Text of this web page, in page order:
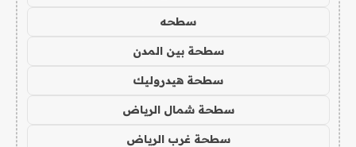
سطحه
سطحة بين المدن
سطحة هيدروليك
سطحة شمال الرياض
سطحة غرب الرياض